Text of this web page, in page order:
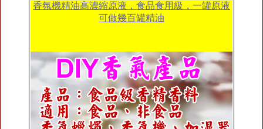
香氛機精油高濃縮原液，食品食用級，一罐原液
可做幾百罐精油